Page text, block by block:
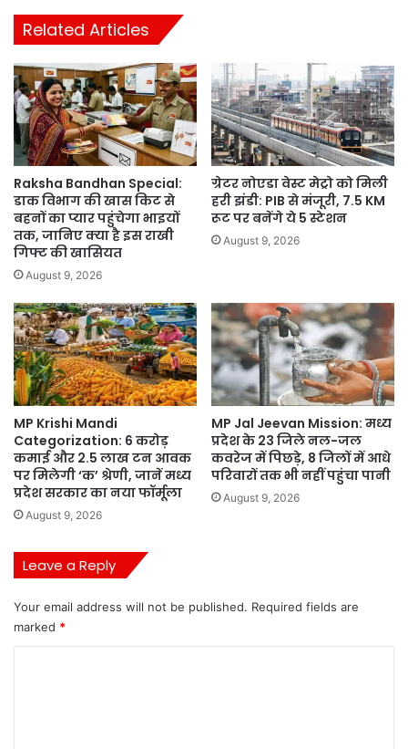
Related Articles
Raksha Bandhan Special:
डाक विभाग की खास किट से
बहनों का प्यार पहुंचेगा भाइयों
तक, जानिए क्या है इस राखी
गिफ्ट की खासियत
August 9, 2026
ग्रेटर नोएडा वेस्ट मेट्रो को मिली
हरी झंडी: PIB से मंजूरी, 7.5 KM
रूट पर बनेंगे ये 5 स्टेशन
August 9, 2026
MP Krishi Mandi
Categorization: 6 करोड़
कमाई और 2.5 लाख टन आवक
पर मिलेगी ‘क’ श्रेणी, जानें मध्य
प्रदेश सरकार का नया फॉर्मूला
August 9, 2026
MP Jal Jeevan Mission: मध्य
प्रदेश के 23 जिले नल-जल
कवरेज में पिछड़े, 8 जिलों में आधे
परिवारों तक भी नहीं पहुंचा पानी
August 9, 2026
Leave a Reply
Your email address will not be published. Required fields are
marked *